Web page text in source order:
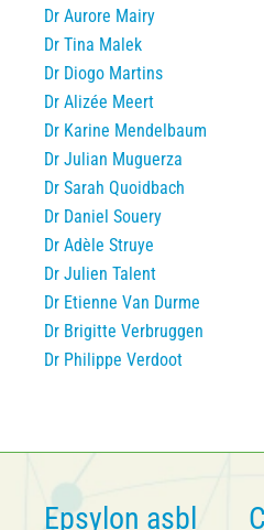
Dr Aurore Mairy
Dr Tina Malek
Dr Diogo Martins
Dr Alizée Meert
Dr Karine Mendelbaum
Dr Julian Muguerza
Dr Sarah Quoidbach
Dr Daniel Souery
Dr Adèle Struye
Dr Julien Talent
Dr Etienne Van Durme
Dr Brigitte Verbruggen
Dr Philippe Verdoot
Epsylon asbl